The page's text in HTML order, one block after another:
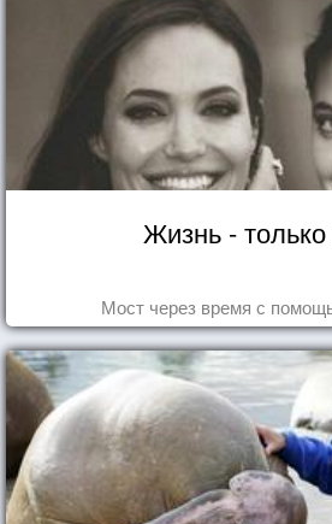
Жизнь -
Мост через время с